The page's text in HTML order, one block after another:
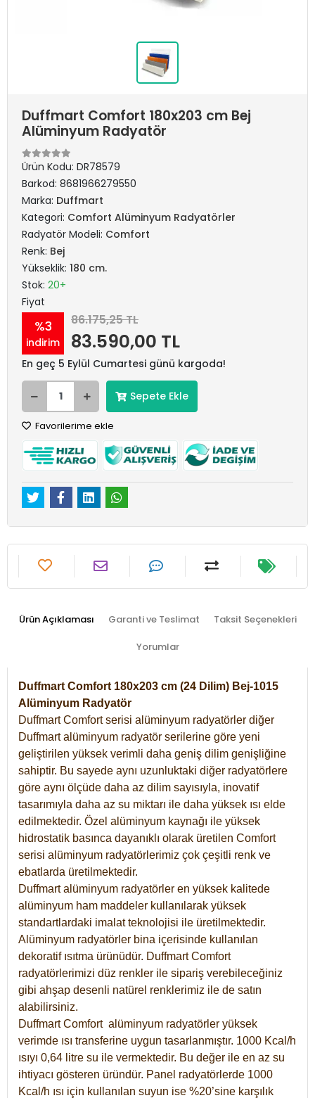
Duffmart Comfort 180x203 cm Bej
Alüminyum Radyatör
Ürün Kodu: DR78579
Barkod: 8681966279550
Marka: Duffmart
Kategori: Comfort Alüminyum Radyatörler
Radyatör Modeli: Comfort
Renk: Bej
Yükseklik: 180 cm.
Stok: 20+
Fiyat
%3
indirim
86.175,25 TL
83.590,00 TL
En geç 5 Eylül Cumartesi günü kargoda!
Sepete Ekle
Favorilerime ekle
Ürün Açıklaması Garanti ve Teslimat Taksit Seçenekleri
Yorumlar
Duffmart Comfort 180x203 cm (24 Dilim) Bej-1015
Alüminyum Radyatör
Duffmart Comfort serisi alüminyum radyatörler diğer
Duffmart alüminyum radyatör serilerine göre yeni
geliştirilen yüksek verimli daha geniş dilim genişliğine
sahiptir. Bu sayede aynı uzunluktaki diğer radyatörlere
göre aynı ölçüde daha az dilim sayısıyla, inovatif
tasarımıyla daha az su miktarı ile daha yüksek ısı elde
edilmektedir. Özel alüminyum kaynağı ile yüksek
hidrostatik basınca dayanıklı olarak üretilen Comfort
serisi alüminyum radyatörlerimiz çok çeşitli renk ve
ebatlarda üretilmektedir.
Duffmart alüminyum radyatörler en yüksek kalitede
alüminyum ham maddeler kullanılarak yüksek
standartlardaki imalat teknolojisi ile üretilmektedir.
Alüminyum radyatörler bina içerisinde kullanılan
dekoratif ısıtma ürünüdür. Duffmart Comfort
radyatörlerimizi düz renkler ile sipariş verebileceğiniz
gibi ahşap desenli natürel renklerimiz ile de satın
alabilirsiniz.
Duffmart Comfort alüminyum radyatörler yüksek
verimde ısı transferine uygun tasarlanmıştır. 1000 Kcal/h
ısıyı 0,64 litre su ile vermektedir. Bu değer ile en az su
ihtiyacı gösteren üründür. Panel radyatörlerde 1000
Kcal/h ısı için kullanılan suyun ise %20’sine karşılık